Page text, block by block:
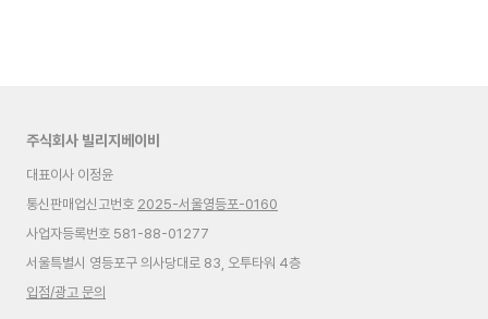
주식회사 빌리지베이비
대표이사 이정윤
통신판매업신고번호 2025-서울영등포-0160
사업자등록번호 581-88-01277
서울특별시 영등포구 의사당대로 83, 오투타워 4층
입점/광고 문의